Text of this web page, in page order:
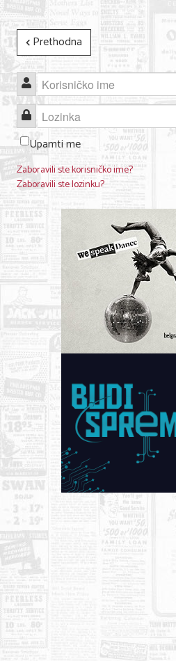
Prethodna
Korisničko ime
Lozinka
Upamti me
Zaboravili ste korisničko ime?
Zaboravili ste lozinku?